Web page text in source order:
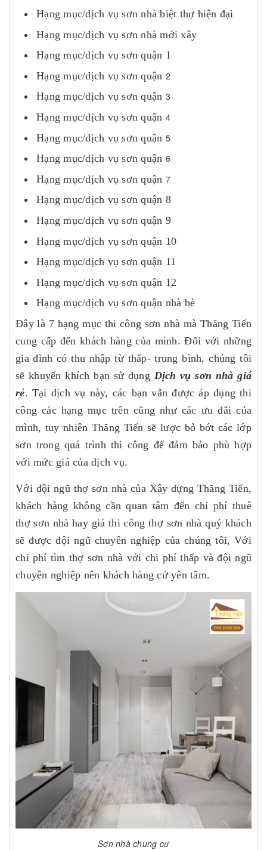
Hạng mục/dịch vụ sơn nhà biệt thự hiện đại
Hạng mục/dịch vụ sơn nhà mới xây
Hạng mục/dịch vụ sơn quận 1
Hạng mục/dịch vụ sơn quận 2
Hạng mục/dịch vụ sơn quận 3
Hạng mục/dịch vụ sơn quận 4
Hạng mục/dịch vụ sơn quận 5
Hạng mục/dịch vụ sơn quận 6
Hạng mục/dịch vụ sơn quận 7
Hạng mục/dịch vụ sơn quận 8
Hạng mục/dịch vụ sơn quận 9
Hạng mục/dịch vụ sơn quận 10
Hạng mục/dịch vụ sơn quận 11
Hạng mục/dịch vụ sơn quận 12
Hạng mục/dịch vụ sơn quận nhà bè
Đây là 7 hạng mục thi công sơn nhà mà Thăng Tiến
cung cấp đến khách hàng của mình. Đối với những
gia đình có thu nhập từ thấp- trung bình, chúng tôi
sẽ khuyến khích bạn sử dụng Dịch vụ sơn nhà giá
rẻ. Tại dịch vụ này, các bạn vẫn được áp dụng thi
công các hạng mục trên cũng như các ưu đãi của
mình, tuy nhiên Thăng Tiến sẽ lược bỏ bớt các lớp
sơn trong quá trình thi công để đảm bảo phù hợp
với mức giá của dịch vụ.
Với đội ngũ thợ sơn nhà của Xây dựng Thăng Tiến,
khách hàng không cần quan tâm đến chi phí thuê
thợ sơn nhà hay giá thi công thợ sơn nhà quý khách
sẽ được đội ngũ chuyên nghiệp của chúng tôi, Với
chi phí tìm thợ sơn nhà với chi phí thấp và đội ngũ
chuyên nghiệp nên khách hàng cứ yên tâm.
Sơn nhà chung cư